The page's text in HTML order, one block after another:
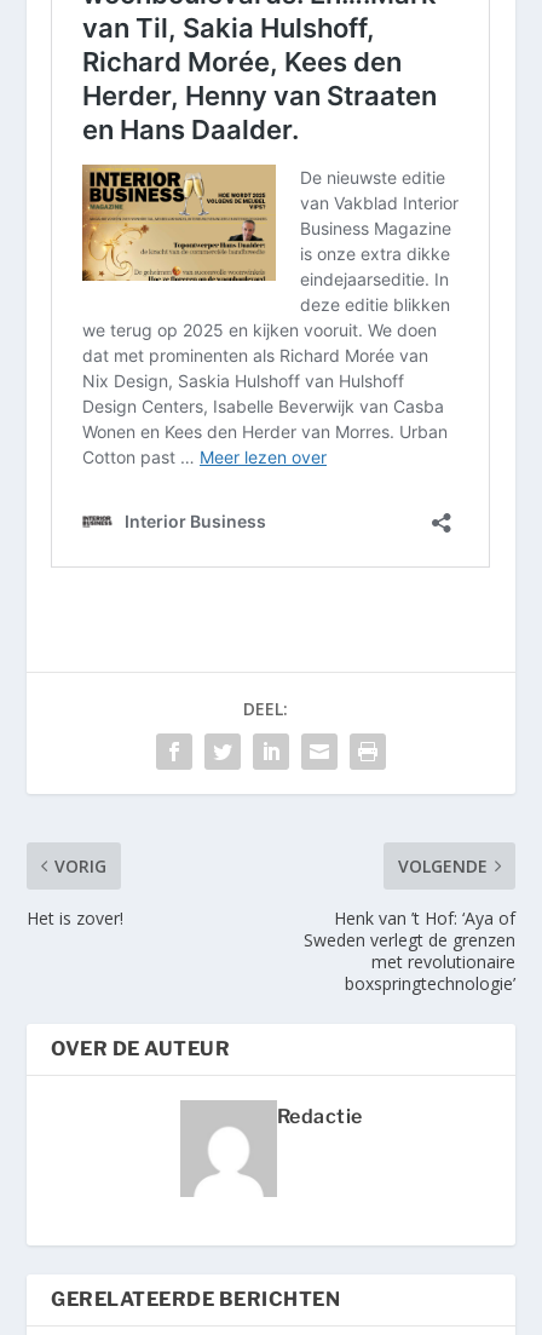
DEEL:
VORIG
Het is zover!
VOLGENDE
Henk van ’t Hof: ‘Aya of
Sweden verlegt de grenzen
met revolutionaire
boxspringtechnologie’
OVER DE AUTEUR
Redactie
GERELATEERDE BERICHTEN